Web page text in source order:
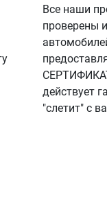
Все наши
проверены
действует
"слетит" с